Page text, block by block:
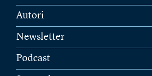
Autori
Newsletter
Podcast